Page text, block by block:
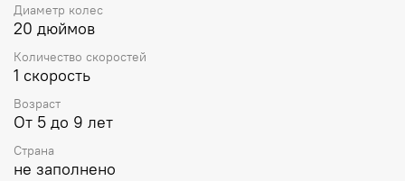
Диаметр колес
20 дюймов
Количество скоростей
1 скорость
Возраст
От 5 до 9 лет
Страна
не заполнено